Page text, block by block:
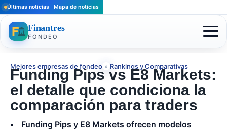
Últimas noticias Mapa de noticias
Finantres
FONDEO
Mejores empresas de fondeo » Rankings y Comparativas
Funding Pips vs E8 Markets:
el detalle que condiciona la
comparación para traders
Funding Pips y E8 Markets ofrecen modelos